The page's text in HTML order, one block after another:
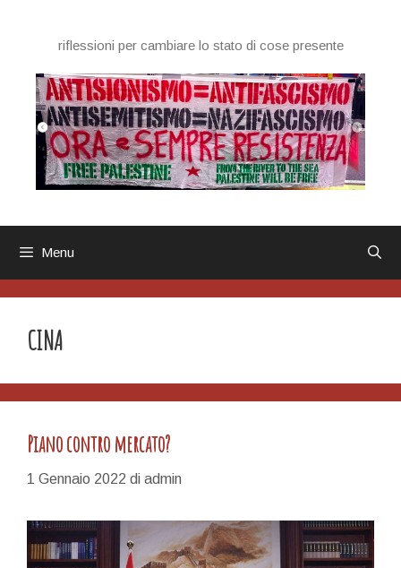
contenutoriflessioni per cambiare lo stato di cose presente
Menu
CINA
Piano contro mercato?
1 Gennaio 2022 di admin